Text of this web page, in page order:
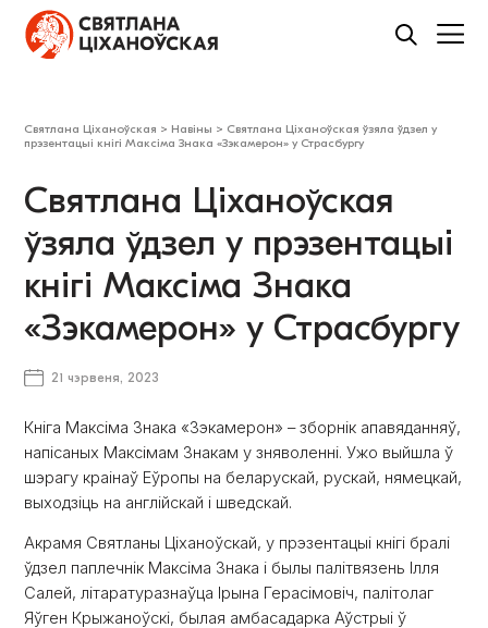
Святлана Ціханоўская > Навіны > Святлана Ціханоўская ўзяла ўдзел у
прэзентацыі кнігі Максіма Знака «Зэкамерон» у Страсбургу
Святлана Ціханоўская
ўзяла ўдзел у прэзентацыі
кнігі Максіма Знака
«Зэкамерон» у Страсбургу
21 чэрвеня, 2023
Кніга Максіма Знака «Зэкамерон» – зборнік апавяданняў,
напісаных Максімам Знакам у зняволенні. Ужо выйшла ў
шэрагу краінаў Еўропы на беларускай, рускай, нямецкай,
выходзіць на англійскай і шведскай.
Акрамя Святланы Ціханоўскай, у прэзентацыі кнігі бралі
ўдзел паплечнік Максіма Знака і былы палітвязень Ілля
Салей, літаратуразнаўца Ірына Герасімовіч, палітолаг
Яўген Крыжаноўскі, былая амбасадарка Аўстрыі ў